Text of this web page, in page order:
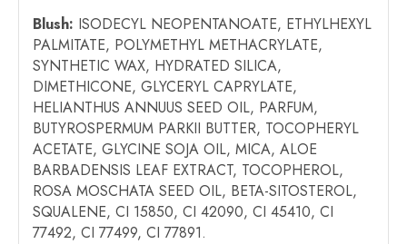
Blush: ISODECYL NEOPENTANOATE, ETHYLHEXYL
PALMITATE, POLYMETHYL METHACRYLATE,
SYNTHETIC WAX, HYDRATED SILICA,
DIMETHICONE, GLYCERYL CAPRYLATE,
HELIANTHUS ANNUUS SEED OIL, PARFUM,
BUTYROSPERMUM PARKII BUTTER, TOCOPHERYL
ACETATE, GLYCINE SOJA OIL, MICA, ALOE
BARBADENSIS LEAF EXTRACT, TOCOPHEROL,
ROSA MOSCHATA SEED OIL, BETA-SITOSTEROL,
SQUALENE, CI 15850, CI 42090, CI 45410, CI
77492, CI 77499, CI 77891.